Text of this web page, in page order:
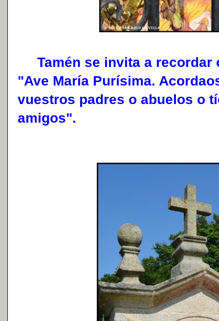
Tamén se invita a recordar
"Ave María Purísima.
vuestros padres o abuelos o
amigos".